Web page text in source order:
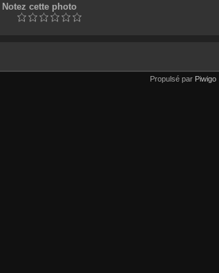
Notez cette photo
Propulsé par Piwigo